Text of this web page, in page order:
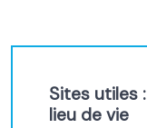
Sites utiles
lieu de vie